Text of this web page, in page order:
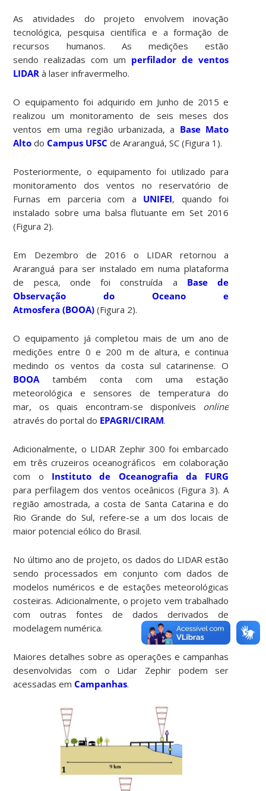
As atividades do projeto envolvem inovação
tecnológica, pesquisa científica e a formação de
recursos humanos. As medições estão
sendo realizadas com um perfilador de ventos
LIDAR à laser infravermelho.
O equipamento foi adquirido em Junho de 2015 e
realizou um monitoramento de seis meses dos
ventos em uma região urbanizada, a Base Mato
Alto doCampus UFSC de Araranguá, SC (Figura 1).
Posteriormente, o equipamento foi utilizado para
monitoramento dos ventos no reservatório de
Furnas em parceria com a UNIFEI, quando foi
instalado sobre uma balsa flutuante em Set 2016
(Figura 2).
Em Dezembro de 2016 o LIDAR retornou a
Araranguá para ser instalado em numa plataforma
de pesca, onde foi construída a Base de
Observação do Oceano e
Atmosfera (BOOA) (Figura 2).
O equipamento já completou mais de um ano de
medições entre 0 e 200 m de altura, e continua
medindo os ventos da costa sul catarinense. O
BOOA também conta com uma estação
meteorológica e sensores de temperatura do
mar, os quais encontram-se disponíveis online
através do portal do EPAGRI/CIRAM.
Adicionalmente, o LIDAR Zephir 300 foi embarcado
em três cruzeiros oceanográficos em colaboração
com o Instituto de Oceanografia da FURG
para perfilagem dos ventos oceânicos (Figura 3). A
região amostrada, a costa de Santa Catarina e do
Rio Grande do Sul, refere-se a um dos locais de
maior potencial eólico do Brasil.
No último ano de projeto, os dados do LIDAR estão
sendo processados em conjunto com dados de
modelos numéricos e de estações meteorológicas
costeiras. Adicionalmente, o projeto vem trabalhado
com outras fontes de dados derivados de
modelagem numérica.
Maiores detalhes sobre as operações e campanhas
desenvolvidas com o Lidar Zephir podem ser
acessadas emCampanhas.